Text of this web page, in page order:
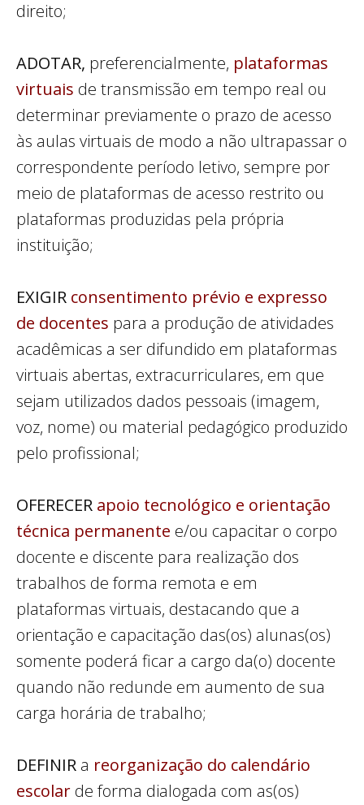
direito;
ADOTAR, preferencialmente, plataformas
virtuais de transmissão em tempo real ou
determinar previamente o prazo de acesso
às aulas virtuais de modo a não ultrapassar o
correspondente período letivo, sempre por
meio de plataformas de acesso restrito ou
plataformas produzidas pela própria
instituição;
EXIGIR consentimento prévio e expresso
de docentes para a produção de atividades
acadêmicas a ser difundido em plataformas
virtuais abertas, extracurriculares, em que
sejam utilizados dados pessoais (imagem,
voz, nome) ou material pedagógico produzido
pelo profissional;
OFERECER apoio tecnológico e orientação
técnica permanente e/ou capacitar o corpo
docente e discente para realização dos
trabalhos de forma remota e em
plataformas virtuais, destacando que a
orientação e capacitação das(os) alunas(os)
somente poderá ficar a cargo da(o) docente
quando não redunde em aumento de sua
carga horária de trabalho;
DEFINIR a reorganização do calendário
escolar de forma dialogada com as(os)